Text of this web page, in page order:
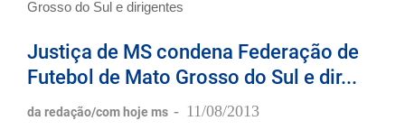
Justiça de MS condena Federação de
Futebol de Mato Grosso do Sul e dir...
da redação/com hoje ms - 11/08/2013